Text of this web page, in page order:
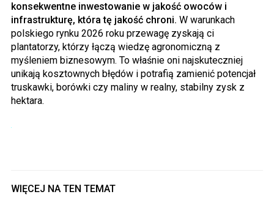
konsekwentne inwestowanie w jakość owoców i
infrastrukturę, która tę jakość chroni. W warunkach
polskiego rynku 2026 roku przewagę zyskają ci
plantatorzy, którzy łączą wiedzę agronomiczną z
myśleniem biznesowym. To właśnie oni najskuteczniej
unikają kosztownych błędów i potrafią zamienić potencjał
truskawki, borówki czy maliny w realny, stabilny zysk z
hektara.